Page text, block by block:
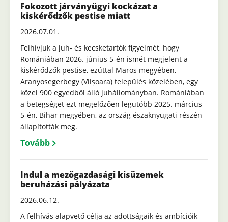
Fokozott járványügyi kockázat a
kiskérődzők pestise miatt
2026.07.01.
Felhívjuk a juh- és kecsketartók figyelmét, hogy
Romániában 2026. június 5-én ismét megjelent a
kiskérődzők pestise, ezúttal Maros megyében,
Aranyosegerbegy (Viișoara) település közelében, egy
közel 900 egyedből álló juhállományban. Romániában
a betegséget ezt megelőzően legutóbb 2025. március
5-én, Bihar megyében, az ország északnyugati részén
állapították meg.
Tovább
Indul a mezőgazdasági kisüzemek
beruházási pályázata
2026.06.12.
A felhívás alapvető célja az adottságaik és ambícióik